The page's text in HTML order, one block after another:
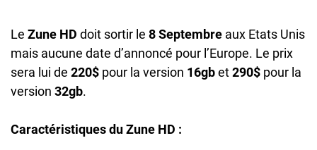
Le Zune HD doit sortir le 8 Septembre aux Etats Unis
mais aucune date d’annoncé pour l’Europe. Le prix
sera lui de 220$ pour la version 16gbet290$ pour la
version 32gb.
Caractéristiques du Zune HD :